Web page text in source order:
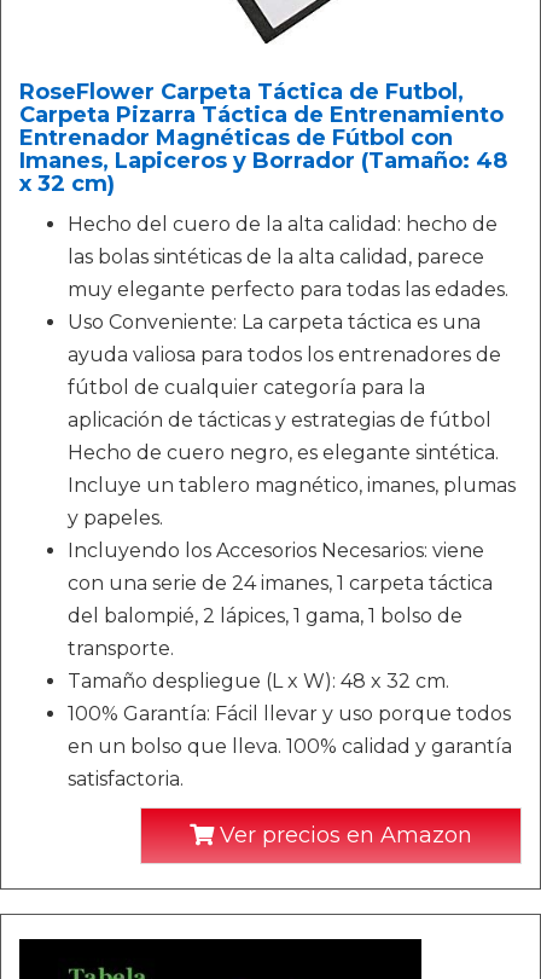
RoseFlower Carpeta Táctica de Futbol,
Carpeta Pizarra Táctica de Entrenamiento
Entrenador Magnéticas de Fútbol con
Imanes, Lapiceros y Borrador (Tamaño: 48
x 32 cm)
Hecho del cuero de la alta calidad: hecho de
las bolas sintéticas de la alta calidad, parece
muy elegante perfecto para todas las edades.
Uso Conveniente: La carpeta táctica es una
ayuda valiosa para todos los entrenadores de
fútbol de cualquier categoría para la
aplicación de tácticas y estrategias de fútbol
Hecho de cuero negro, es elegante sintética.
Incluye un tablero magnético, imanes, plumas
y papeles.
Incluyendo los Accesorios Necesarios: viene
con una serie de 24 imanes, 1 carpeta táctica
del balompié, 2 lápices, 1 gama, 1 bolso de
transporte.
Tamaño despliegue (L x W): 48 x 32 cm.
100% Garantía: Fácil llevar y uso porque todos
en un bolso que lleva. 100% calidad y garantía
satisfactoria.
Ver precios en Amazon